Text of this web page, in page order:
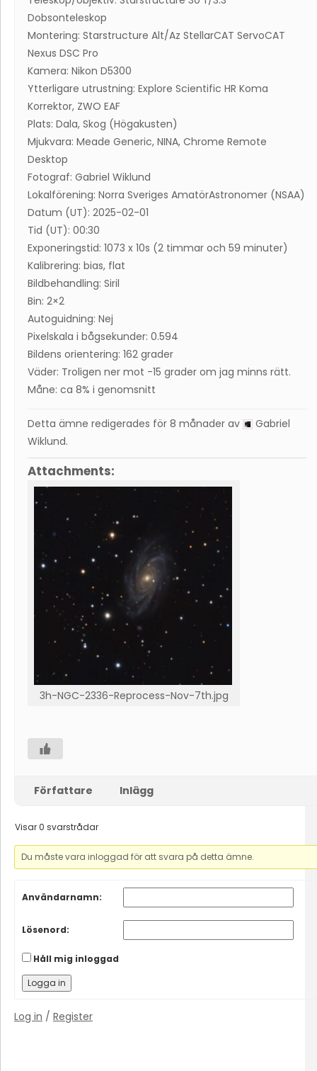
Dobsonteleskop
Montering: Starstructure Alt/Az StellarCAT ServoCAT
Nexus DSC Pro
Kamera: Nikon D5300
Ytterligare utrustning: Explore Scientific HR Koma
Korrektor, ZWO EAF
Plats: Dala, Skog (Högakusten)
Mjukvara: Meade Generic, NINA, Chrome Remote
Desktop
Fotograf: Gabriel Wiklund
Lokalförening: Norra Sveriges AmatörAstronomer (NSAA)
Datum (UT): 2025-02-01
Tid (UT): 00:30
Exponeringstid: 1073 x 10s (2 timmar och 59 minuter)
Kalibrering: bias, flat
Bildbehandling: Siril
Bin: 2×2
Autoguidning: Nej
Pixelskala i bågsekunder: 0.594
Bildens orientering: 162 grader
Väder: Troligen ner mot -15 grader om jag minns rätt.
Måne: ca 8% i genomsnitt
Detta ämne redigerades för 8 månader av
Gabriel
Wiklund.
Attachments:
3h-NGC-2336-Reprocess-Nov-7th.jpg
Författare Inlägg
Visar 0 svarstrådar
Du måste vara inloggad för att svara på detta ämne.
Användarnamn:
Lösenord:
Håll mig inloggad
Logga in
Log in / Register